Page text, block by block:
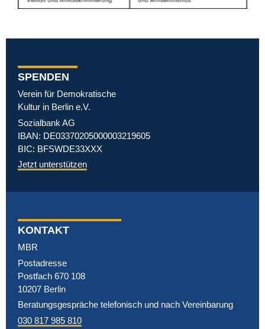
SPENDEN
Verein für Demokratische
Kultur in Berlin e.V.
Sozialbank AG
IBAN: DE03370205000003219605
BIC: BFSWDE33XXX
Jetzt unterstützen
KONTAKT
MBR
Postadresse
Postfach 670 108
10207 Berlin
Beratungsgespräche telefonisch und nach Vereinbarung
030 817 985 810